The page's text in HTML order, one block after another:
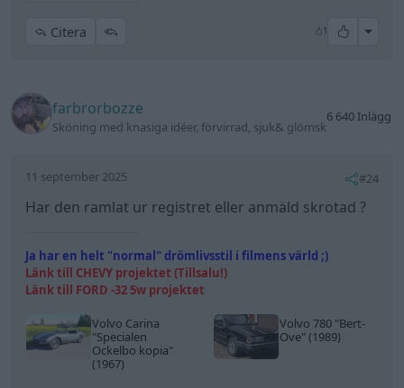
Citera 1 All
farbrorbozze
Sköning med knasiga idéer, förvirrad, sjuk& glömsk
6 640 Inlägg
11 september 2025 #24
Har den ramlat ur registret eller anmäld skrotad ?
Ja har en helt "normal" drömlivsstil i filmens värld ;)
Länk till CHEVY projektet (Tillsalu!)
Länk till FORD -32 5w projektet
Volvo Carina
"Specialen
Ockelbo kopia"
(1967)
Volvo 780 "Bert-
Ove"(1989)